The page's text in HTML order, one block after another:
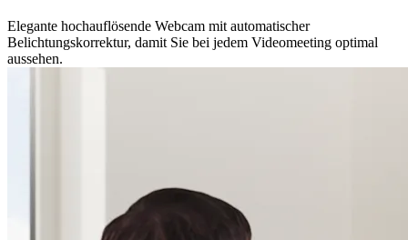
Elegante hochauflösende Webcam mit automatischer
Belichtungskorrektur, damit Sie bei jedem Videomeeting optimal
aussehen.